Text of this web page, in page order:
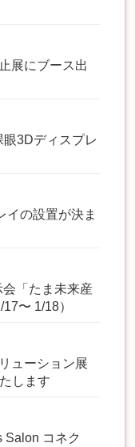
展にブース出
3Dディスプレ
イの設置が決ま
「たま未来産
〜 1/18）
ューション展
します
Salon コネク